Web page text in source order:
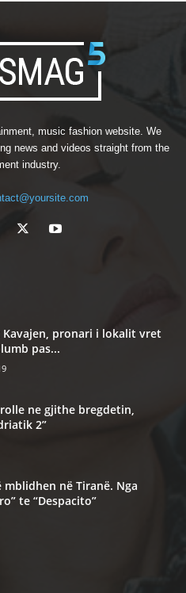
music fashion website. We
news and videos straight from the
industry.
pronari i lokalit vret
pas...
ne gjithe bregdetin,
2”
në Tiranë. Nga
te “Despacito”